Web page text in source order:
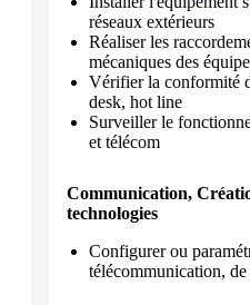
réseaux extérieurs
Réaliser les
mécaniques des
Vérifier la conformité
desk, hot line
Surveiller le
et télécom
Communication,
technologies
Configurer ou
télécommunication,